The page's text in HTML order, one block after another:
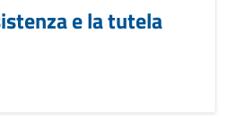
e la tutela